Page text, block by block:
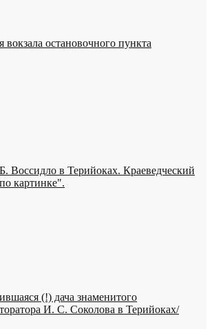
вокзала остановочного пункта
Воссидло в Терийоках. Краеведческий
картинке".
(!) дача знаменитого
И. С. Соколова в Терийоках/